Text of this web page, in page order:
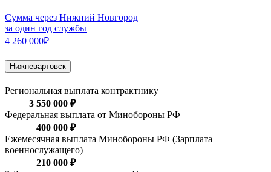
Сумма через Нижний Новгород
за один год службы
4 260 000₽
Нижневартовск
Региональная выплата контрактнику
3 550 000 ₽
Федеральная выплата от Минобороны РФ
400 000 ₽
Ежемесячная выплата Минобороны РФ (Зарплата
военнослужащего)
210 000 ₽